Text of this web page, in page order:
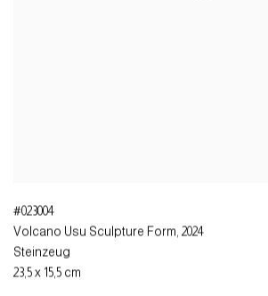
#023004
Volcano Usu Sculpture Form, 2024
Steinzeug
23,5 x 15,5 cm